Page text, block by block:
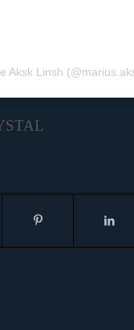
Aksk Linsh